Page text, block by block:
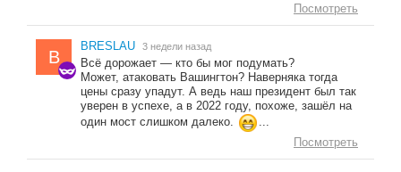
Посмотреть
B
BRESLAU 3 недели назад
Всё дорожает — кто бы мог подумать?
Может, атаковать Вашингтон? Наверняка тогда
цены сразу упадут. А ведь наш президент был так
уверен в успехе, а в 2022 году, похоже, зашёл на
один мост слишком далеко.
...
Посмотреть